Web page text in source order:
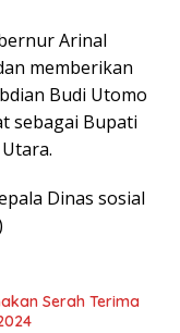
Arinal
memberikan
Budi Utomo
sebagai Bupati
Dinas sosial
Serah Terima